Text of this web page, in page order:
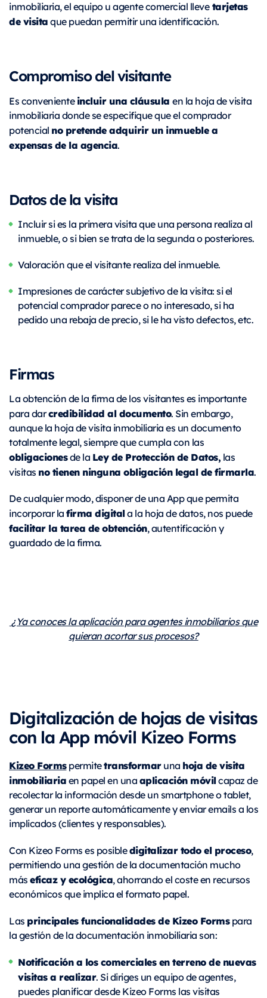
inmobiliaria, el equipo u agente comercial llevetarjetas
de visitaque puedan permitir una identificación.
Compromiso del visitante
Es convenienteincluir una cláusula en la hoja de visita
inmobiliaria donde se especifique que el comprador
potencial no pretende adquirir un inmueble a
expensas de la agencia.
Datos de la visita
Incluir si es la primera visita que una persona realiza al
inmueble, o si bien se trata de la segunda o posteriores.
Valoración que el visitante realiza del inmueble.
Impresiones de carácter subjetivo de la visita: si el
potencial comprador parece o no interesado, si ha
pedido una rebaja de precio, si le ha visto defectos, etc.
Firmas
La obtención de la firma de los visitantes es importante
para darcredibilidad al documento. Sin embargo,
aunque la hoja de visita inmobiliaria es un documento
totalmente legal, siempre que cumpla con las
obligacionesde la Ley de Protección de Datos, las
visitas no tienen ninguna obligación legal de firmarla.
De cualquier modo, disponer de una App que permita
incorporar lafirma digitala la hoja de datos, nos puede
facilitar la tarea de obtención, autentificación y
guardado de la firma.
¿Ya conoces la aplicación para agentes inmobiliarios que
quieran acortar sus procesos?
Digitalización de hojas de visitas
con la App móvil Kizeo Forms
Kizeo Formspermitetransformaruna hoja de visita
inmobiliariaen papel en unaaplicación móvilcapaz de
recolectar la información desde un smartphone o tablet,
generar un reporte automáticamente y enviar emails a los
implicados (clientes y responsables).
Con Kizeo Forms es posibledigitalizar todo el proceso,
permitiendo una gestión de la documentación mucho
máseficaz y ecológica, ahorrando el coste en recursos
económicos que implica el formato papel.
Las principales funcionalidades de KizeoFormspara
la gestión de la documentación inmobiliaria son:
Notificación a los comerciales en terreno de nuevas
visitas a realizar. Si diriges un equipo de agentes,
puedes planificar desde Kizeo Forms las visitas